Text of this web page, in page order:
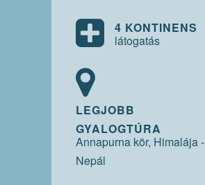
4 KONTINENS
látogatás
LEGJOBB
GYALOGTÚRA
Annapurna kör, Himalája -
Nepál